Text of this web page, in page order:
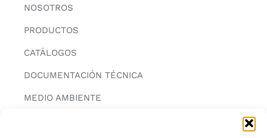
NOSOTROS
PRODUCTOS
CATÁLOGOS
DOCUMENTACIÓN TÉCNICA
MEDIO AMBIENTE